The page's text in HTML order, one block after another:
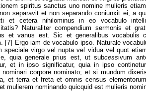
spiritus sanctus uno nomine mulieris
separavit et non separando coniunxit ei, a
et cetera nihilominus in eo vocabulo
Naturaliter compendium sermonis et
et vanus est. Sic et generalibus vocabulis
[7] Ergo iam de vocabulo ipso. Naturale
speciale virgo vel nupta vel vidua vel quot
quia generale prius est, ut subcessivum
et in ipso significatur, quia in ipso
nominari corpore nominato; et si mundum
et terra et freta et omnis census
mulierem nominando quicquid est mulieris